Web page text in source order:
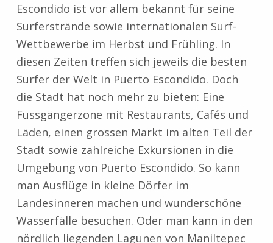
Escondido ist vor allem bekannt für seine
Surferstrände sowie internationalen Surf-
Wettbewerbe im Herbst und Frühling. In
diesen Zeiten treffen sich jeweils die besten
Surfer der Welt in Puerto Escondido. Doch
die Stadt hat noch mehr zu bieten: Eine
Fussgängerzone mit Restaurants, Cafés und
Läden, einen grossen Markt im alten Teil der
Stadt sowie zahlreiche Exkursionen in die
Umgebung von Puerto Escondido. So kann
man Ausflüge in kleine Dörfer im
Landesinneren machen und wunderschöne
Wasserfälle besuchen. Oder man kann in den
nördlich liegenden Lagunen von Maniltepec